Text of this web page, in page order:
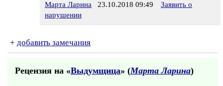
Марта Ларина 23.10.2018 09:49
Заявить о
нарушении
+ добавить замечания
Рецензия на «Выдумщица» (Марта Ларина)